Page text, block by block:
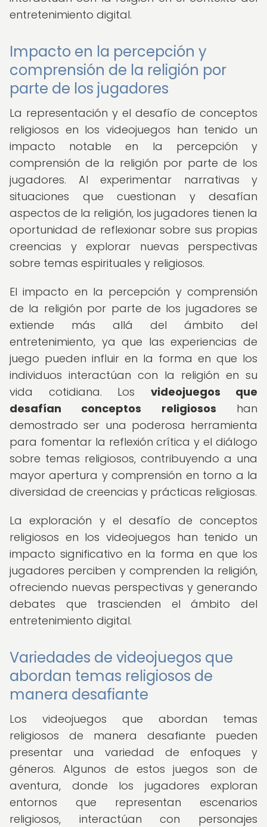
entretenimiento digital.
Impacto en la percepción y
comprensión de la religión por
parte de los jugadores
La representación y el desafío de conceptos
religiosos en los videojuegos han tenido un
impacto notable en la percepción y
comprensión de la religión por parte de los
jugadores. Al experimentar narrativas y
situaciones que cuestionan y desafían
aspectos de la religión, los jugadores tienen la
oportunidad de reflexionar sobre sus propias
creencias y explorar nuevas perspectivas
sobre temas espirituales y religiosos.
El impacto en la percepción y comprensión
de la religión por parte de los jugadores se
extiende más allá del ámbito del
entretenimiento, ya que las experiencias de
juego pueden influir en la forma en que los
individuos interactúan con la religión en su
vida cotidiana. Los videojuegos que
desafían conceptos religiosos han
demostrado ser una poderosa herramienta
para fomentar la reflexión crítica y el diálogo
sobre temas religiosos, contribuyendo a una
mayor apertura y comprensión en torno a la
diversidad de creencias y prácticas religiosas.
La exploración y el desafío de conceptos
religiosos en los videojuegos han tenido un
impacto significativo en la forma en que los
jugadores perciben y comprenden la religión,
ofreciendo nuevas perspectivas y generando
debates que trascienden el ámbito del
entretenimiento digital.
Variedades de videojuegos que
abordan temas religiosos de
manera desafiante
Los videojuegos que abordan temas
religiosos de manera desafiante pueden
presentar una variedad de enfoques y
géneros. Algunos de estos juegos son de
aventura, donde los jugadores exploran
entornos que representan escenarios
religiosos, interactúan con personajes